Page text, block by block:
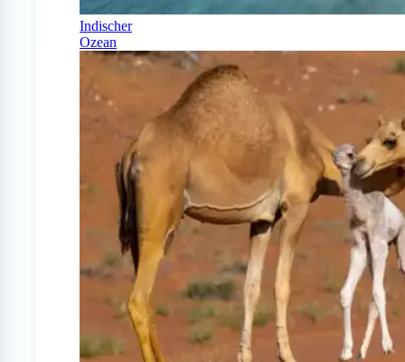
Indischer
Ozean